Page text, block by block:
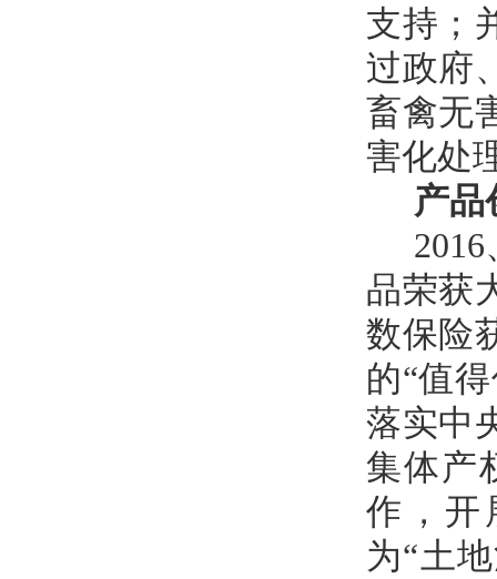
支持；
过政府
畜禽无
害化处
产品
品荣获
数保险
的“值
落实中
集体产
作，开
为“土